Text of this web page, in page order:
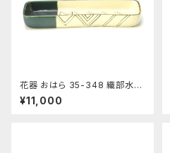
花器 おはら 35-348 織部水盤
花瓶 フラワーベース 水盤
¥11,000